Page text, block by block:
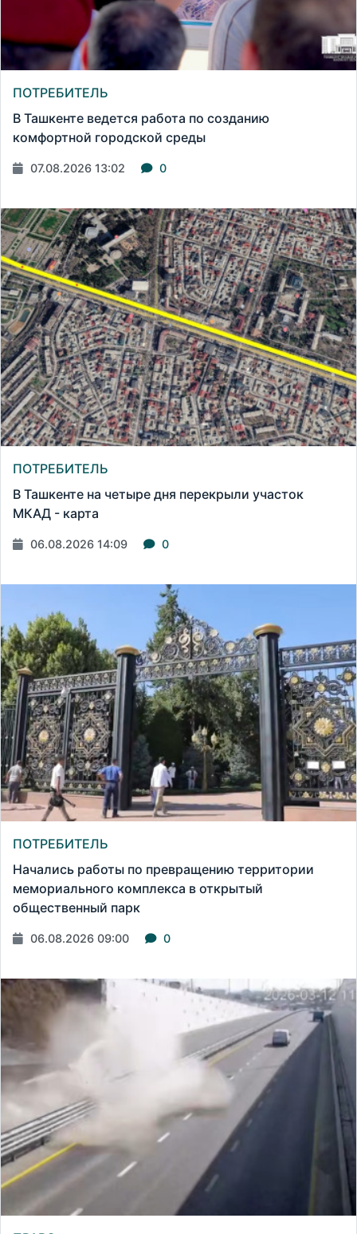
ПОТРЕБИТЕЛЬ
В Ташкенте ведется работа по созданию
комфортной городской среды
07.08.2026 13:02 0
ПОТРЕБИТЕЛЬ
В Ташкенте на четыре дня перекрыли участок
МКАД - карта
06.08.2026 14:09 0
ПОТРЕБИТЕЛЬ
Начались работы по превращению территории
мемориального комплекса в открытый
общественный парк
06.08.2026 09:00 0